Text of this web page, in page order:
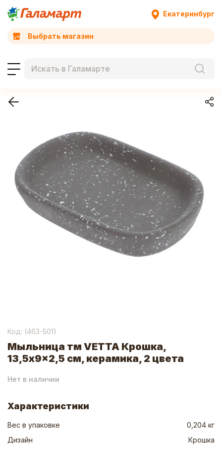
Екатеринбург
Выбрать магазин
Код: (463-501)
Мыльница тм VETTA Крошка,
13,5x9x2,5 см, керамика, 2 цвета
Нет в наличии
Характеристики
Вес в упаковке
0,204 кг
Дизайн
Крошка